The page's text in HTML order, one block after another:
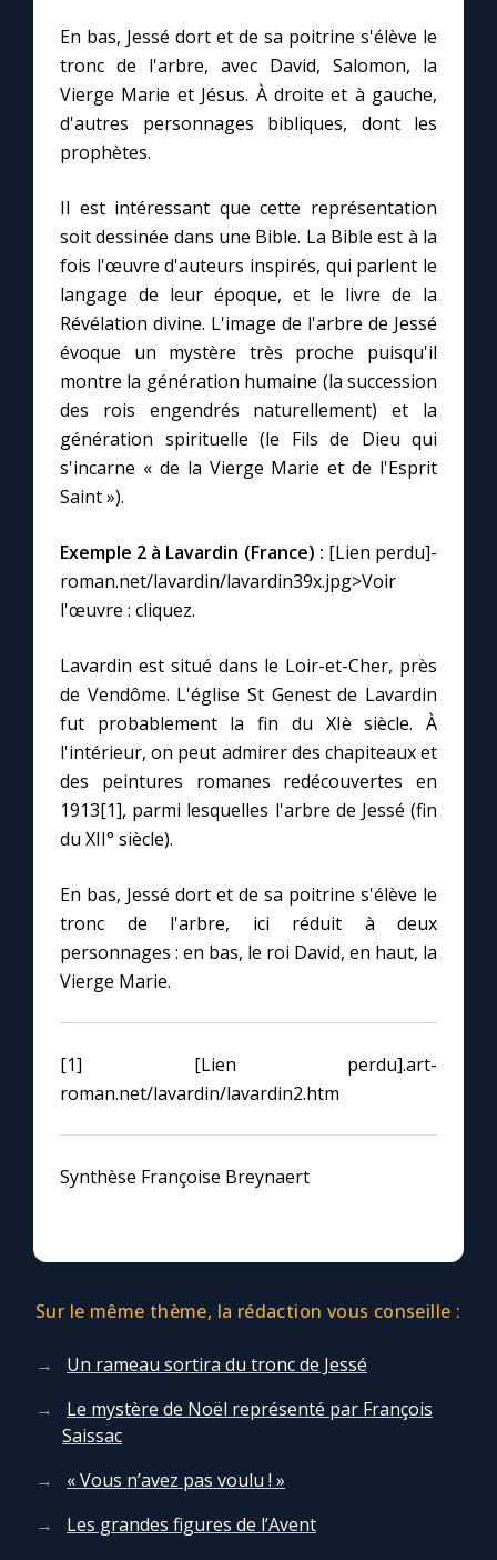
Les premiers samedis du mois
Marie qui défait les nœuds
Mes intentions de prière
Une Minute avec Marie
Une neuvaine
À la une
1000 Raisons de Croire
Chapelet pour le monde
Faire un don
Marie de Nazareth
En bas, Jessé dort et de sa poitrine s'élève le
tronc de l'arbre, avec David, Salomon, la
Vierge Marie et Jésus. À droite et à gauche,
d'autres personnages bibliques, dont les
prophètes.
Il est intéressant que cette représentation
soit dessinée dans une Bible. La Bible est à la
fois l'œuvre d'auteurs inspirés, qui parlent le
langage de leur époque, et le livre de la
Révélation divine. L'image de l'arbre de Jessé
évoque un mystère très proche puisqu'il
montre la génération humaine (la succession
des rois engendrés naturellement) et la
génération spirituelle (le Fils de Dieu qui
s'incarne « de la Vierge Marie et de l'Esprit
Saint »).
Exemple 2 à Lavardin (France) : [Lien perdu]-
roman.net/lavardin/lavardin39x.jpg>Voir
l'œuvre : cliquez.
Lavardin est situé dans le Loir-et-Cher, près
de Vendôme. L'église St Genest de Lavardin
fut probablement la fin du XIè siècle. À
l'intérieur, on peut admirer des chapiteaux et
des peintures romanes redécouvertes en
1913[1], parmi lesquelles l'arbre de Jessé (fin
du XII° siècle).
En bas, Jessé dort et de sa poitrine s'élève le
tronc de l'arbre, ici réduit à deux
personnages : en bas, le roi David, en haut, la
Vierge Marie.
[1] [Lien perdu].art-
roman.net/lavardin/lavardin2.htm
Synthèse Françoise Breynaert
Sur le même thème, la rédaction vous conseille :
Un rameau sortira du tronc de Jessé
Le mystère de Noël représenté par François
Saissac
« Vous n’avez pas voulu ! »
Les grandes figures de l’Avent